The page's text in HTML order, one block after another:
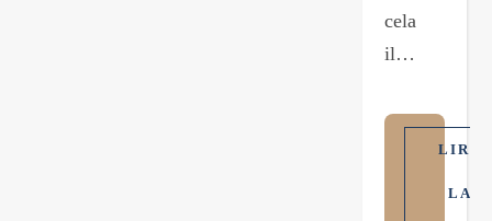
cela
il…
LIRE
LA